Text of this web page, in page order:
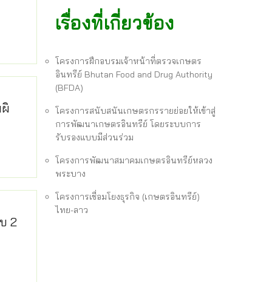
2
เรื่องที่เกี่ยวข้อง
โครงการฝึกอบรมเจ้าหน้าที่ตรวจเกษตร
อินทรีย์ Bhutan Food and Drug Authority
(BFDA)
โครงการสนับสนันเกษตรกรรายย่อยให้เข้าสู่
การพัฒนาเกษตรอินทรีย์ โดยระบบการ
รับรองแบบมีส่วนร่วม
โครงการพัฒนาสมาคมเกษตรอินทรีย์หลวง
พระบาง
โครงการเชื่อมโยงธุรกิจ (เกษตรอินทรีย์)
ไทย-ลาว